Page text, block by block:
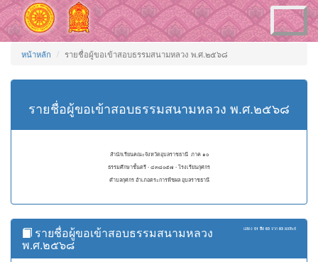
Toggle
navigation
หน้าหลัก รายชื่อผู้ขอเข้าสอบธรรมสนามหลวง พ.ศ.๒๕๖๘
รายชื่อผู้ขอเข้าสอบธรรมสนามหลวง พ.ศ.๒๕๖๘
สำนักเรียนคณะจังหวัดอุบลราชธานี ภาค ๑๐
ธรรมศึกษาชั้นตรี - ๔๓๘๐๕๗ - โรงเรียนกุศกร
ตำบลกุศกร อำเภอตระการพืชผล อุบลราชธานี
แสดง 51 ถึง 83 จาก 83 ผลลัพธ์
รายชื่อผู้ขอเข้าสอบธรรมสนามหลวง
พ.ศ.๒๕๖๘